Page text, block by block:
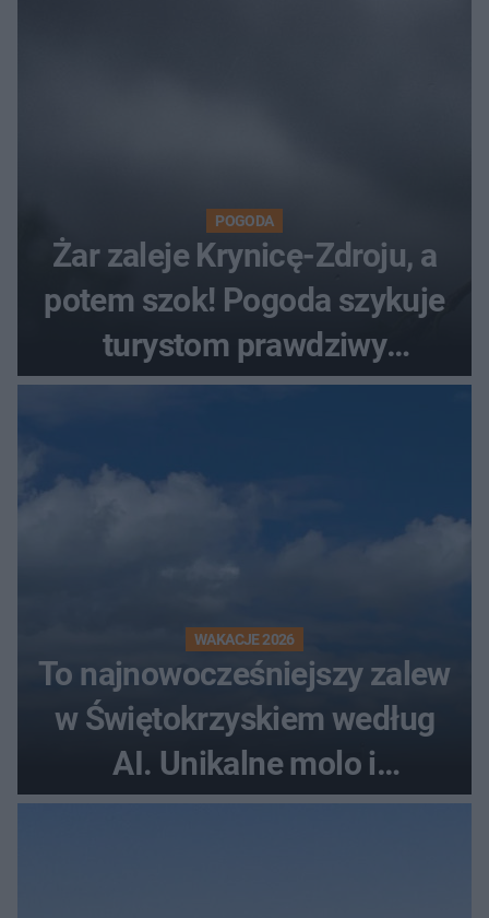
POGODA
Żar zaleje Krynicę-Zdroju, a
potem szok! Pogoda szykuje
turystom prawdziwy
rollercoaster
WAKACJE 2026
To najnowocześniejszy zalew
w Świętokrzyskiem według
AI. Unikalne molo i
promenada